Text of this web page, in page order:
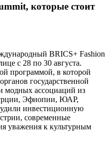
которые стоит
BRICS+ Fashion
с 28 по 30 августа.
программой, в которой
государственной
модных ассоциаций из
Эфиопии, ЮАР,
инвестиционную
современные
уважения к культурным